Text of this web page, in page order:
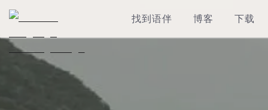
找到语伴 博客 下载